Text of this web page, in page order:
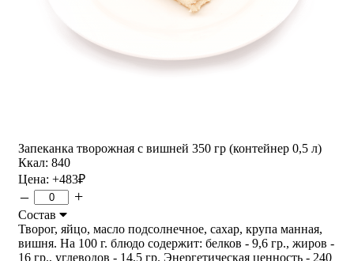
Запеканка творожная с вишней 350 гр (контейнер 0,5 л)
Ккал: 840
Цена: +483₽
– +
Состав
Творог, яйцо, масло подсолнечное, сахар, крупа манная,
вишня. На 100 г. блюдо содержит: белков - 9,6 гр., жиров -
16 гр., углеводов - 14,5 гр. Энергетическая ценность - 240